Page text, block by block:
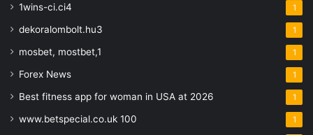
1wins-ci.ci4 1
dekoralombolt.hu3 1
mosbet, mostbet,1 1
Forex News 1
Best fitness app for woman in USA at 2026 1
www.betspecial.co.uk 100 1